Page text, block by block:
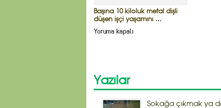
Başına 10 kiloluk metal dişli
düşen işçi yaşamını ...
Yoruma kapalı
Yazılar
Sokağa çıkmak ya